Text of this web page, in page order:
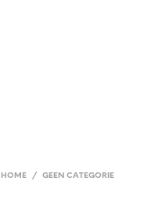
HOME / GEEN CATEGORIE